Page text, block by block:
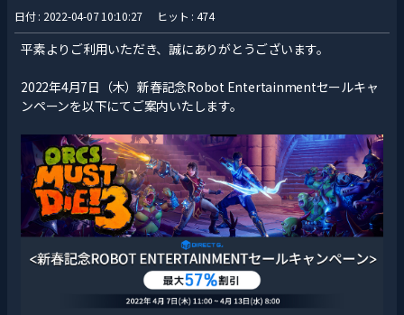
日付 : 2022-04-07 10:10:27 ヒット : 474
平素よりご利用いただき、誠にありがとうございます。
2022年4月7日（木）新春記念Robot Entertainmentセールキャ
ンペーンを以下にてご案内いたします。